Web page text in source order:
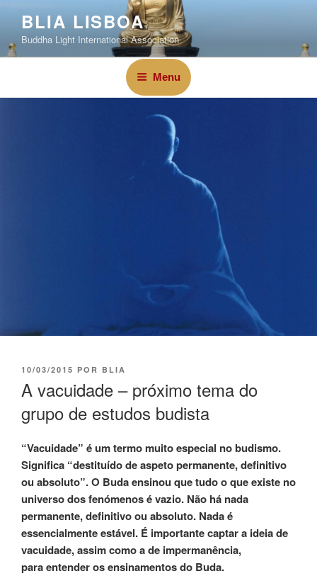
BLIA LISBOA
Buddha Light International Association
Menu
10/03/2015 POR BLIA
A vacuidade – próximo tema do
grupo de estudos budista
“Vacuidade” é um termo muito especial no budismo.
Significa “destituído de aspeto permanente, definitivo
ou absoluto”. O Buda ensinou que tudo o que existe no
universo dos fenómenos é vazio. Não há nada
permanente, definitivo ou absoluto. Nada é
essencialmente estável. É importante captar a ideia de
vacuidade, assim como a de impermanência,
para entender os ensinamentos do Buda.